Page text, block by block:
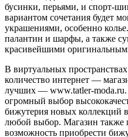
бусинки, перьями, и спорт-
вариантом сочетания будет
украшениями, особенно
палантин и шарфы, а также
красивейшими
В виртуальных
количество интернет —
лучших — www.tatler-moda.ru.
огромный выбор
бижутерия новых коллекций
любой выбор. Магазин
возможность приобрести